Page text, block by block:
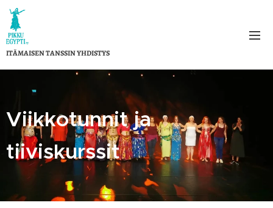
ITÄMAISEN TANSSIN YHDISTYS
Viikkotunnit ja
tiiviskurssit